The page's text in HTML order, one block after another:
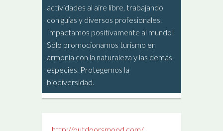
actividades al aire libre, trabajando
con guías y diversos profesionales.
Impactamos positivamente al mundo!
Sólo promocionamos turismo en
armonía con la naturaleza y las demás
especies. Protegemos la
biodiversidad.
http://outdoorsmood.com/